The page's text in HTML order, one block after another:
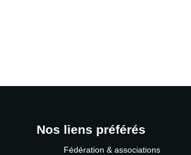
Nos liens préférés
Fédération & associations